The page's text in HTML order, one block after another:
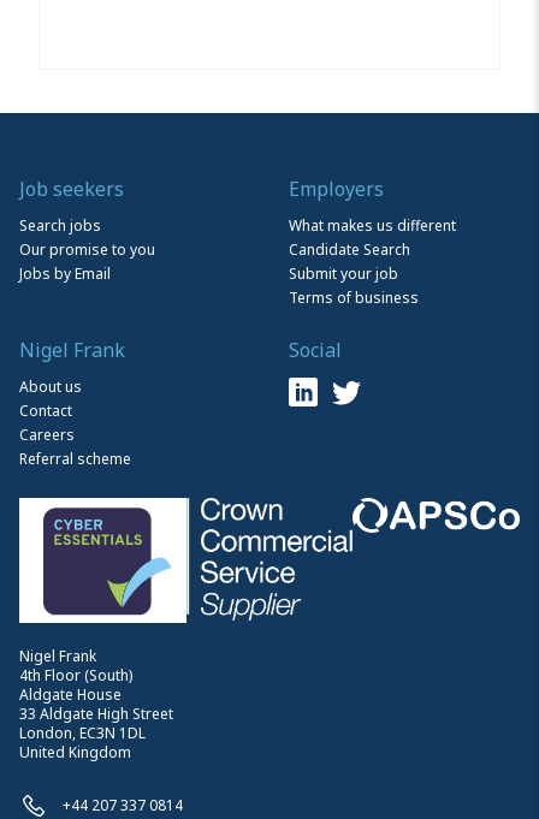
Nigel Frank
4th Floor (South)
Aldgate House
33 Aldgate High Street
London, EC3N 1DL
United Kingdom
+44 207 337 0814
Job seekers
Search jobs
Our promise to you
Jobs by Email
Employers
What makes us different
Candidate Search
Submit your job
Terms of business
Nigel Frank
About us
Contact
Careers
Referral scheme
Social